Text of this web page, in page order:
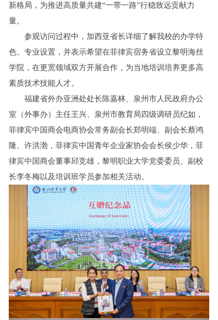
新格局，为推进高质量共建“一带一路”行稳致远贡献力
量。
参观访问过程中，加西亚省长详细了解我校的办学特
色、专业设置，并表示希望在菲律宾宿务省设立黎明海丝
学院，在更宽领域双方开展合作，为当地培训培养更多高
素质技术技能人才。
福建省外办亚洲处处长陈嘉林、泉州市人民政府办公
室（外事办）主任王兴、泉州市教育局四级调研员纪如，
菲律宾中国商会电商协会常务副会长郑明端、副会长蔡鸿
隆、许洪渤，菲律宾中国青年企业家协会会长侯少华，菲
律宾中国商会董事邱竞雄，黎明职业大学党委委员、副校
长李冬梅以及培训班学员参加相关活动。